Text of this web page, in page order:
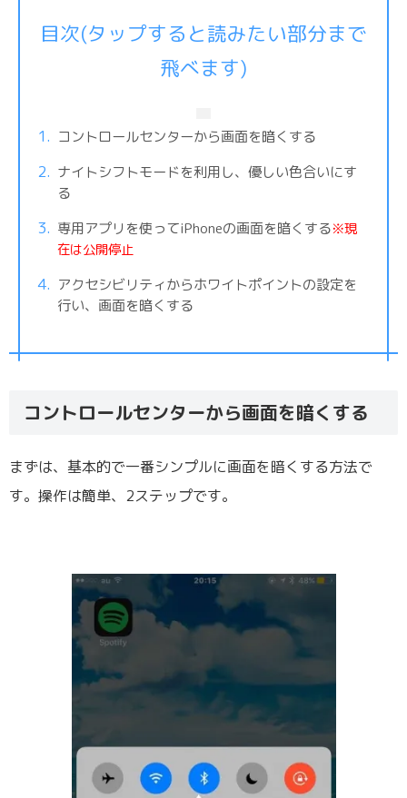
目次(タップすると読みたい部分まで
飛べます)
コントロールセンターから画面を暗くする
ナイトシフトモードを利用し、優しい色合いにす
る
専用アプリを使ってiPhoneの画面を暗くする※現
在は公開停止
アクセシビリティからホワイトポイントの設定を
行い、画面を暗くする
コントロールセンターから画面を暗くする
まずは、基本的で一番シンプルに画面を暗くする方法で
す。操作は簡単、2ステップです。